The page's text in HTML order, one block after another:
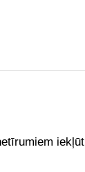
iekļūt